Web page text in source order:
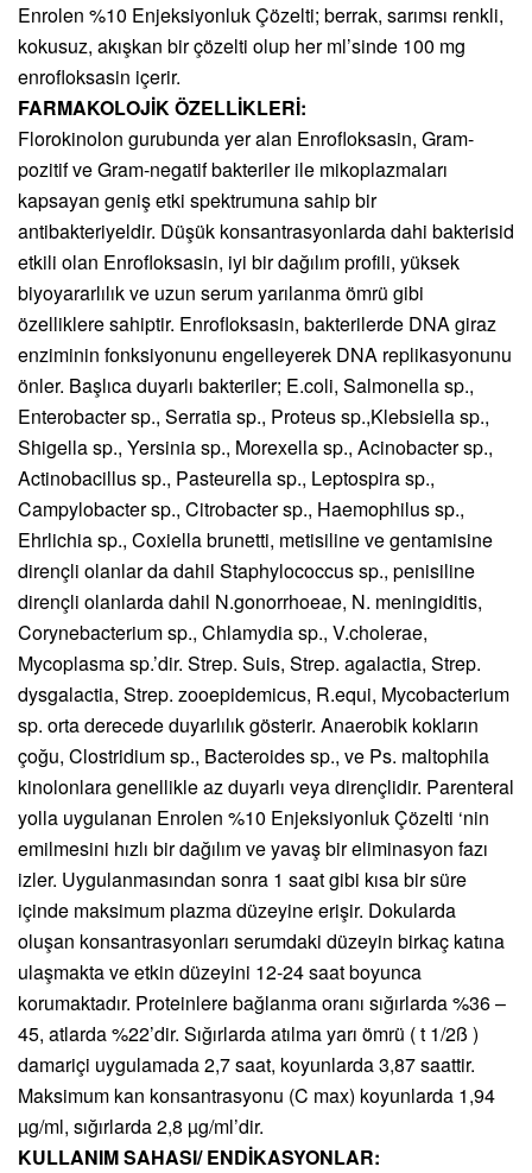
Enrolen %10 Enjeksiyonluk Çözelti; berrak, sarımsı renkli,
kokusuz, akışkan bir çözelti olup her ml’sinde 100 mg
enrofloksasin içerir.
FARMAKOLOJİK ÖZELLİKLERİ:
Florokinolon gurubunda yer alan Enrofloksasin, Gram-
pozitif ve Gram-negatif bakteriler ile mikoplazmaları
kapsayan geniş etki spektrumuna sahip bir
antibakteriyeldir. Düşük konsantrasyonlarda dahi bakterisid
etkili olan Enrofloksasin, iyi bir dağılım profili, yüksek
biyoyararlılık ve uzun serum yarılanma ömrü gibi
özelliklere sahiptir. Enrofloksasin, bakterilerde DNA giraz
enziminin fonksiyonunu engelleyerek DNA replikasyonunu
önler. Başlıca duyarlı bakteriler; E.coli, Salmonella sp.,
Enterobacter sp., Serratia sp., Proteus sp.,Klebsiella sp.,
Shigella sp., Yersinia sp., Morexella sp., Acinobacter sp.,
Actinobacillus sp., Pasteurella sp., Leptospira sp.,
Campylobacter sp., Citrobacter sp., Haemophilus sp.,
Ehrlichia sp., Coxiella brunetti, metisiline ve gentamisine
dirençli olanlar da dahil Staphylococcus sp., penisiline
dirençli olanlarda dahil N.gonorrhoeae, N. meningiditis,
Corynebacterium sp., Chlamydia sp., V.cholerae,
Mycoplasma sp.’dir. Strep. Suis, Strep. agalactia, Strep.
dysgalactia, Strep. zooepidemicus, R.equi, Mycobacterium
sp. orta derecede duyarlılık gösterir. Anaerobik kokların
çoğu, Clostridium sp., Bacteroides sp., ve Ps. maltophila
kinolonlara genellikle az duyarlı veya dirençlidir. Parenteral
yolla uygulanan Enrolen %10 Enjeksiyonluk Çözelti ‘nin
emilmesini hızlı bir dağılım ve yavaş bir eliminasyon fazı
izler. Uygulanmasından sonra 1 saat gibi kısa bir süre
içinde maksimum plazma düzeyine erişir. Dokularda
oluşan konsantrasyonları serumdaki düzeyin birkaç katına
ulaşmakta ve etkin düzeyini 12-24 saat boyunca
korumaktadır. Proteinlere bağlanma oranı sığırlarda %36 –
45, atlarda %22’dir. Sığırlarda atılma yarı ömrü ( t 1/2ß )
damariçi uygulamada 2,7 saat, koyunlarda 3,87 saattir.
Maksimum kan konsantrasyonu (C max) koyunlarda 1,94
µg/ml, sığırlarda 2,8 µg/ml’dir.
KULLANIM SAHASI/ ENDİKASYONLAR: